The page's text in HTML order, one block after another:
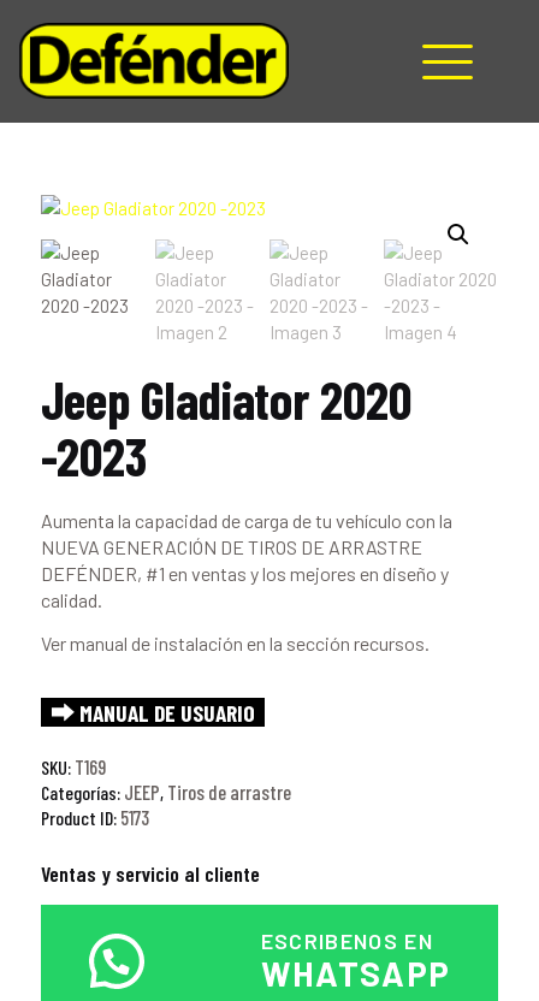
NOSOTROS
MANUALES
RECURSOS
Jeep Gladiator 2020
-2023
Aumenta la capacidad de carga de tu vehículo con la
NUEVA GENERACIÓN DE TIROS DE ARRASTRE
DEFÉNDER, #1 en ventas y los mejores en diseño y
calidad.
Ver manual de instalación en la sección recursos.
⮕ MANUAL DE USUARIO
SKU: T169
Categorías: JEEP, Tiros de arrastre
Product ID: 5173
Ventas y servicio al cliente
ESCRIBENOS EN
WHATSAPP